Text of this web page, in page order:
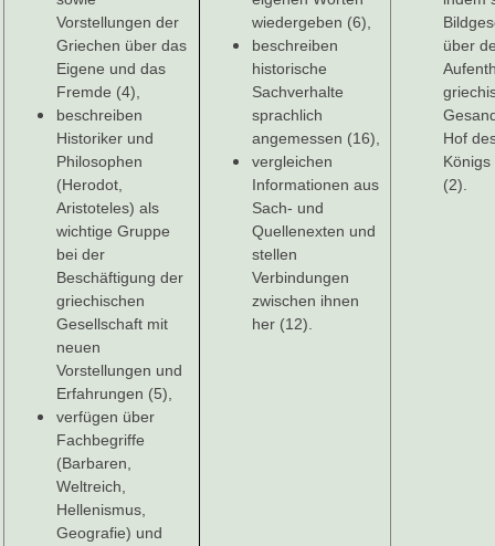
Vorstellungen der
Griechen über das
Eigene und das
Fremde (4),
beschreiben
Historiker und
Philosophen
(Herodot,
Aristoteles) als
wichtige Gruppe
bei der
Beschäftigung der
griechischen
Gesellschaft mit
neuen
Vorstellungen und
Erfahrungen (5),
verfügen über
Fachbegriffe
(Barbaren,
Weltreich,
Hellenismus,
Geografie) und
wiedergeben (6),
beschreiben
historische
Sachverhalte
sprachlich
angemessen (16),
vergleichen
Informationen aus
Sach- und
Quellenexten und
stellen
Verbindungen
zwischen ihnen
her (12).
über
Hof
(2).